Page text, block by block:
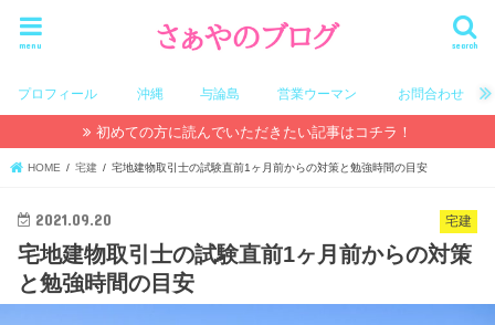
search
menu
プロフィール 沖縄 与論島 営業ウーマン お問合わせ
初めての方に読んでいただきたい記事はコチラ！
HOME 宅建 宅地建物取引士の試験直前1ヶ月前からの対策と勉強時間の目安
宅建
2021.09.20
宅地建物取引士の試験直前1ヶ月前からの対策
と勉強時間の目安